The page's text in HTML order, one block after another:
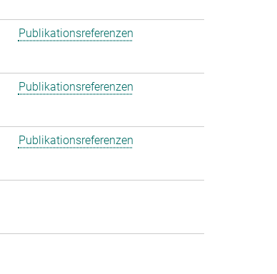
Publikationsreferenzen
Publikationsreferenzen
Publikationsreferenzen